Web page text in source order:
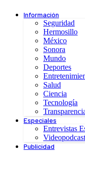
Información
Seguridad
Hermosillo
México
Sonora
Mundo
Deportes
Salud
Ciencia
Tecnología
Especiales
Entrevistas
Videopodcast
Publicidad